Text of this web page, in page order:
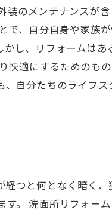
のメンテナンスが
、自分自身や家族
し、リフォームは
適にするためのも
自分たちのライフ
つと何となく暗く
。 洗面所リフォー